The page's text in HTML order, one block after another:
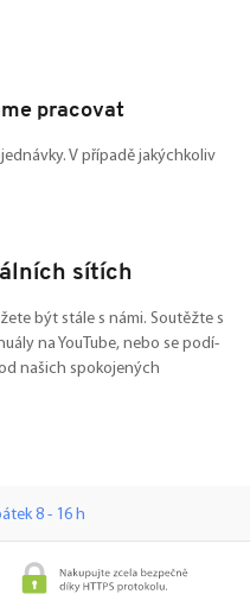
pracovat
V případě jakýchkoliv
sítích
být stále s námi. Soutěžte s
na YouTube, nebo se podí-
našich spokojených
8 - 16 h